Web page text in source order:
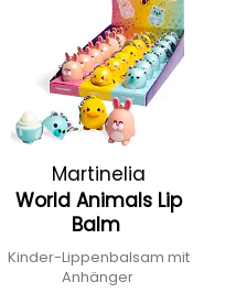
Martinelia
World Animals Lip
Balm
Kinder-Lippenbalsam mit
Anhänger